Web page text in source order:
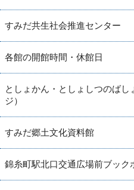
すみだ共生社会推進センター
各館の開館時間・休館日
としょかん・としょしつのば
ジ）
すみだ郷土文化資料館
錦糸町駅北口交通広場前ブック